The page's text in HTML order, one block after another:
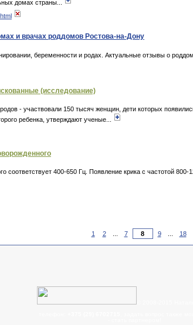
домах страны...
и врачах роддомов Ростова-на-Дону
беременности и родах. Актуальные отзывы о
(исследование)
- участвовали 150 тысяч женщин, дети которых
ребенка, утверждают ученые...
соответствует 400-650 Гц. Появление крика с частотой
1 2 7 9 18